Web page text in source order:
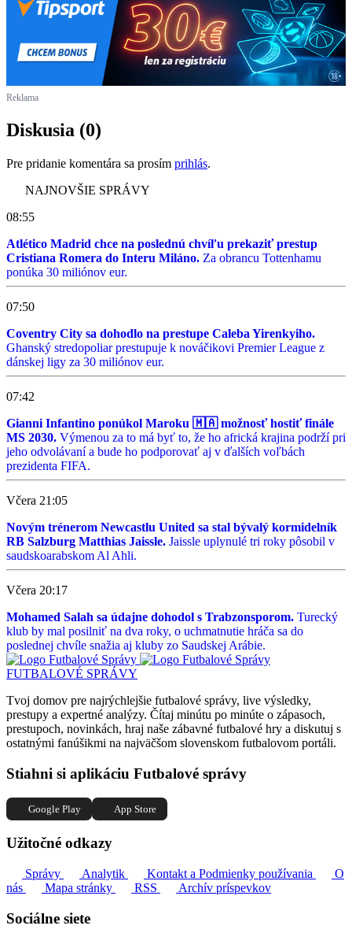
Reklama
Diskusia (0)
Pre pridanie komentára sa prosím prihlás.
NAJNOVŠIE SPRÁVY
08:55
Atlético Madrid chce na poslednú chvíľu prekaziť prestup
Cristiana Romera do Interu Miláno. Za obrancu Tottenhamu
ponúka 30 miliónov eur.
07:50
Coventry City sa dohodlo na prestupe Caleba Yirenkyiho.
Ghanský stredopoliar prestupuje k nováčikovi Premier League z
dánskej ligy za 30 miliónov eur.
07:42
Gianni Infantino ponúkol Maroku 🇲🇦 možnosť hostiť finále
MS 2030. Výmenou za to má byť to, že ho africká krajina podrží pri
jeho odvolávaní a bude ho podporovať aj v ďalších voľbách
prezidenta FIFA.
Včera 21:05
Novým trénerom Newcastlu United sa stal bývalý kormidelník
RB Salzburg Matthias Jaissle. Jaissle uplynulé tri roky pôsobil v
saudskoarabskom Al Ahli.
Včera 20:17
Mohamed Salah sa údajne dohodol s Trabzonsporom. Turecký
klub by mal posilniť na dva roky, o uchmatnutie hráča sa do
poslednej chvíle snažia aj kluby zo Saudskej Arábie.
FUTBALOVÉ SPRÁVY
Tvoj domov pre najrýchlejšie futbalové správy, live výsledky,
prestupy a expertné analýzy. Čítaj minútu po minúte o zápasoch,
prestupoch, novinkách, hraj naše zábavné futbalové hry a diskutuj s
ostatnými fanúšikmi na najväčšom slovenskom futbalovom portáli.
Stiahni si aplikáciu Futbalové správy
Google Play App Store
Užitočné odkazy
Správy Analytik Kontakt a Podmienky používania
O
nás
Mapa stránky RSS Archív príspevkov
Sociálne siete